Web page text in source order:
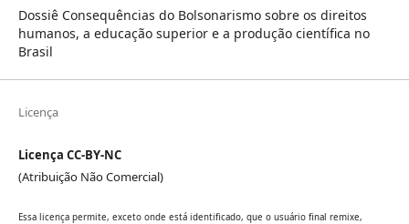
Dossiê Consequências do Bolsonarismo sobre os direitos
humanos, a educação superior e a produção científica no
Brasil
Licença
Licença CC-BY-NC
(Atribuição Não Comercial)
Essa licença permite, exceto onde está identificado, que o usuário final remixe,